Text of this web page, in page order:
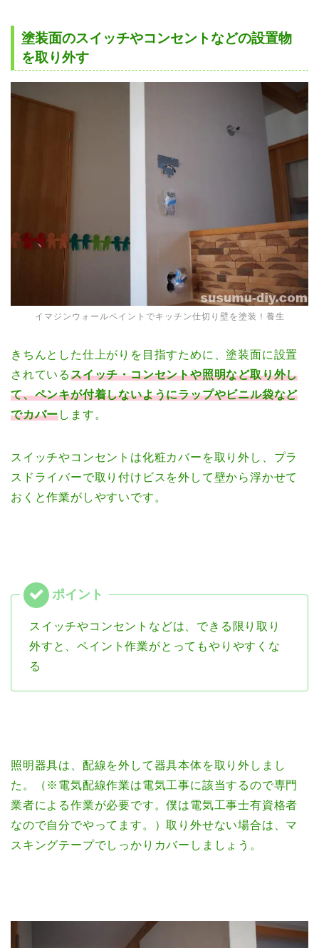
塗装面のスイッチやコンセントなどの設置物
を取り外す
イマジンウォールペイントでキッチン仕切り壁を塗装！養生
きちんとした仕上がりを目指すために、塗装面に設置
されているスイッチ・コンセントや照明など取り外し
て、ペンキが付着しないようにラップやビニル袋など
でカバーします。
スイッチやコンセントは化粧カバーを取り外し、プラ
スドライバーで取り付けビスを外して壁から浮かせて
おくと作業がしやすいです。
スイッチやコンセントなどは、できる限り取り
外すと、ペイント作業がとってもやりやすくな
る
照明器具は、配線を外して器具本体を取り外しまし
た。（※電気配線作業は電気工事に該当するので専門
業者による作業が必要です。僕は電気工事士有資格者
なので自分でやってます。）取り外せない場合は、マ
スキングテープでしっかりカバーしましょう。